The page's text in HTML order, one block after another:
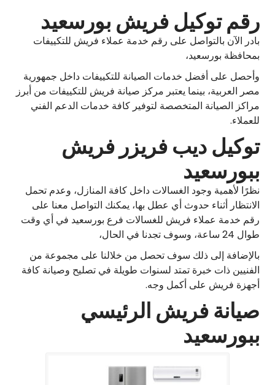
رقم توكيل فريش بورسعيد
بادر الآن بالتواصل على رقم خدمة عملاء فريش للتكييفات
بمحافظة بورسعيد،
وأحصل على أفضل خدمات الصيانة للتكييفات داخل جمهورية
مصر العربية، بينما يعتبر مركز صيانة فريش للتكييفات من أبرز
مراكز الصيانة المتخصصة لتوفير كافة خدمات الدعم الفني
للعملاء.
توكيل ديب فريزر فريش
ببورسعيد
نظرًا لأهمية وجود الغسالات داخل كافة المنازل، وعدم تحمل
الانتظار أثناء حدوث أي عطل بها، يمكنك التواصل معنا على
رقم خدمة عملاء فريش للغسالات فرع بورسعيد في أي وقت
طوال 24 ساعة، وسوف تجدنا في الحال،
بالإضافة إلى ذلك سوف تحصل من خلالنا على مجموعة من
الفنيين ذات خبرة تمتد لسنوات طويلة في تصليح وصيانة كافة
أجهزة فريش على أكمل وجه.
صيانة فريش الرئيسي
ببورسعيد